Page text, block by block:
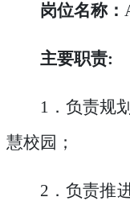
岗位名称：
主要职责:
1 ．负责规
慧校园；
2 ．负责推